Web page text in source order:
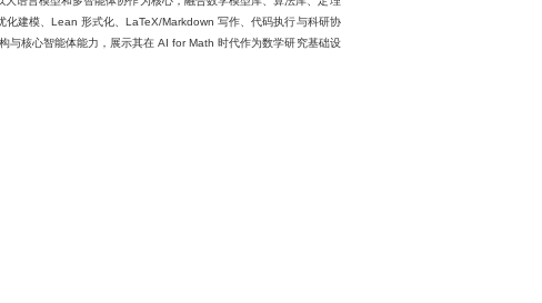
化建模、Lean 形式化、LaTeX/Markdown 写作、代码执行与科研协
与核心智能体能力，展示其在 AI for Math 时代作为数学研究基础设